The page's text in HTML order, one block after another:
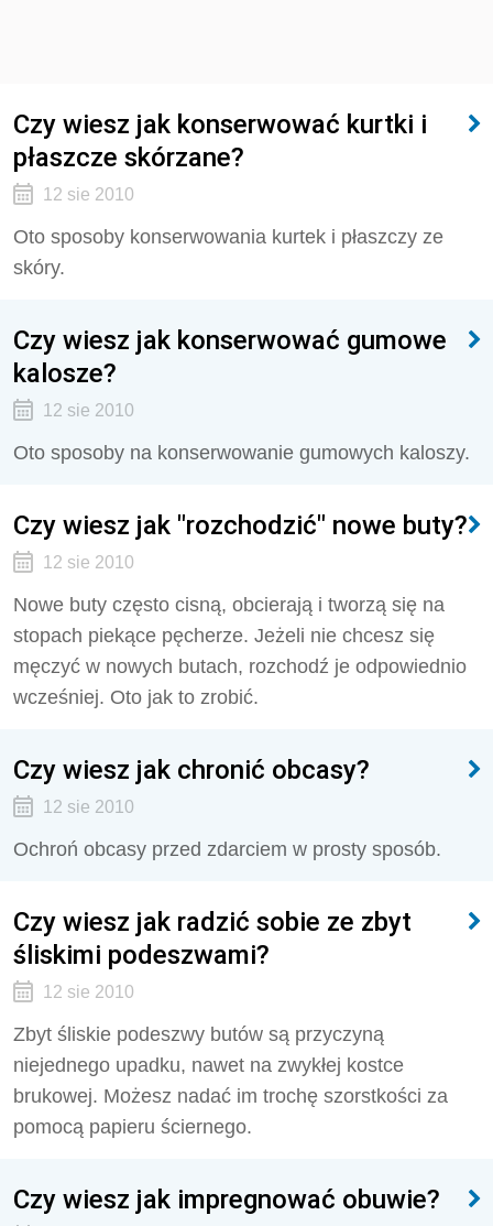
Czy wiesz jak konserwować kurtki i
płaszcze skórzane?
12 sie 2010
Oto sposoby konserwowania kurtek i płaszczy ze
skóry.
Czy wiesz jak konserwować gumowe
kalosze?
12 sie 2010
Oto sposoby na konserwowanie gumowych kaloszy.
Czy wiesz jak "rozchodzić" nowe buty?
12 sie 2010
Nowe buty często cisną, obcierają i tworzą się na
stopach piekące pęcherze. Jeżeli nie chcesz się
męczyć w nowych butach, rozchodź je odpowiednio
wcześniej. Oto jak to zrobić.
Czy wiesz jak chronić obcasy?
12 sie 2010
Ochroń obcasy przed zdarciem w prosty sposób.
Czy wiesz jak radzić sobie ze zbyt
śliskimi podeszwami?
12 sie 2010
Zbyt śliskie podeszwy butów są przyczyną
niejednego upadku, nawet na zwykłej kostce
brukowej. Możesz nadać im trochę szorstkości za
pomocą papieru ściernego.
Czy wiesz jak impregnować obuwie?